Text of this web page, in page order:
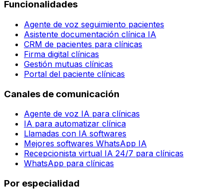
Funcionalidades
Agente de voz seguimiento pacientes
Asistente documentación clínica IA
CRM de pacientes para clínicas
Firma digital clínicas
Gestión mutuas clínicas
Portal del paciente clínicas
Canales de comunicación
Agente de voz IA para clínicas
IA para automatizar clínica
Llamadas con IA softwares
Mejores softwares WhatsApp IA
Recepcionista virtual IA 24/7 para clínicas
WhatsApp para clínicas
Por especialidad